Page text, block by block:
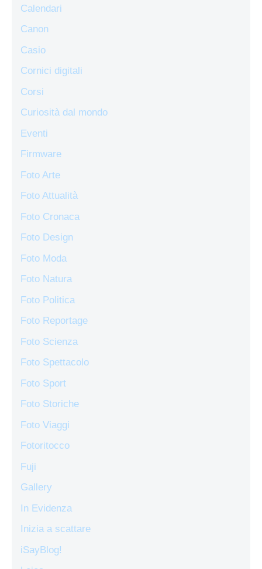
Calendari
Canon
Casio
Cornici digitali
Corsi
Curiosità dal mondo
Eventi
Firmware
Foto Arte
Foto Attualità
Foto Cronaca
Foto Design
Foto Moda
Foto Natura
Foto Politica
Foto Reportage
Foto Scienza
Foto Spettacolo
Foto Sport
Foto Storiche
Foto Viaggi
Fotoritocco
Fuji
Gallery
In Evidenza
Inizia a scattare
iSayBlog!